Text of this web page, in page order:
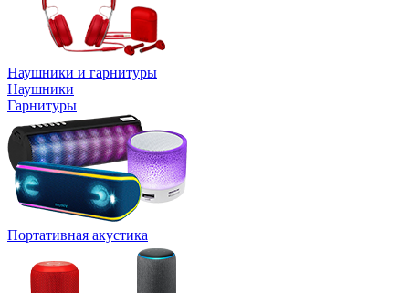
Наушники и гарнитуры
Наушники
Гарнитуры
Портативная акустика